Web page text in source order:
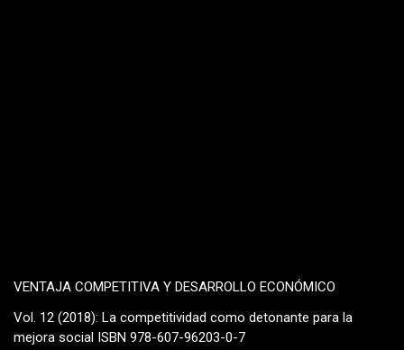
VENTAJA COMPETITIVA Y DESARROLLO ECONÓMICO
Vol. 12 (2018): La competitividad como detonante para la
mejora social ISBN 978-607-96203-0-7